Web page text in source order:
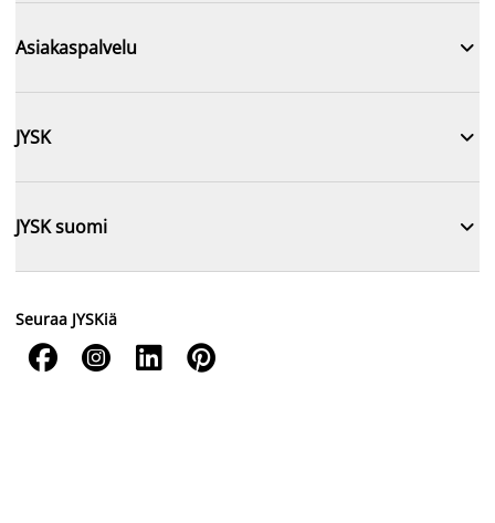
Asiakaspalvelu 
JYSK 
JYSK suomi 
Seuraa JYSKiä
   